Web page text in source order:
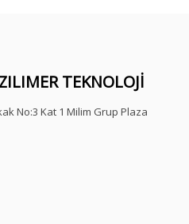
TEKNOLOJİ
No:3 Kat 1 Milim Grup Plaza